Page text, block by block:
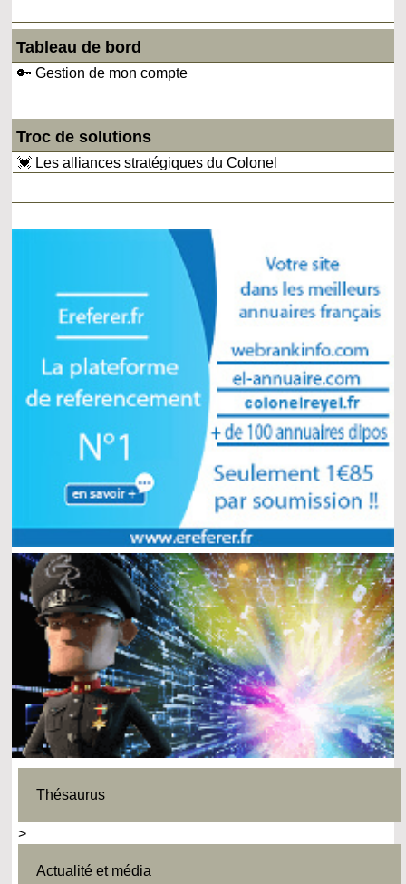
Tableau de bord
🔑 Gestion de mon compte
Troc de solutions
💓 Les alliances stratégiques du Colonel
Thésaurus
>
Actualité et média